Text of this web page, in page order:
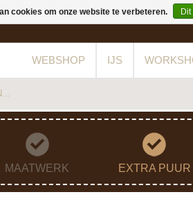
WEBSHOP IJS
MAATWERK EXTRA PUUR
cookies om onze website te verbeteren.